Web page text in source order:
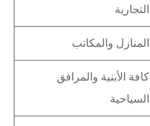
التجارية
المنازل والمكاتب
كافة الأبنية والمرافق
السياحية